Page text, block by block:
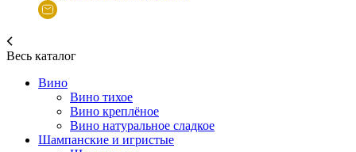
Весь каталог
Вино
Вино тихое
Вино креплёное
Вино натуральное сладкое
Шампанские и игристые